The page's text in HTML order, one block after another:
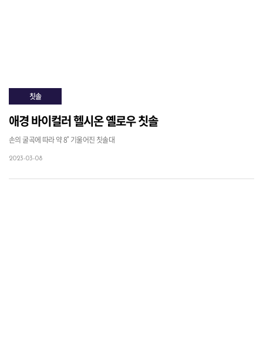
칫솔
애경 바이컬러 헬시온 옐로우 칫솔
손의 굴곡에 따라 약 8˚ 기울어진 칫솔대
2023-03-08